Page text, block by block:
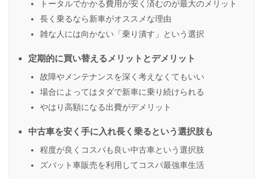
トータルでかかる費用が安く済むのが最大のメリット
長く乗るなら新車がオススメな理由
雑な人には向かない「乗り潰す」という選択
定期的に買い替えるメリットとデメリット
故障やメンテナンスを深く考えなくてもいい
場合によってはタダで新車に乗り続けられる
やはり高額になる出費がデメリット
中古車を安く手に入れ長く乗るという選択肢も
程度が良くコスパも良い中古車という選択肢
ズバット車販売を利用してコスパ最強車生活